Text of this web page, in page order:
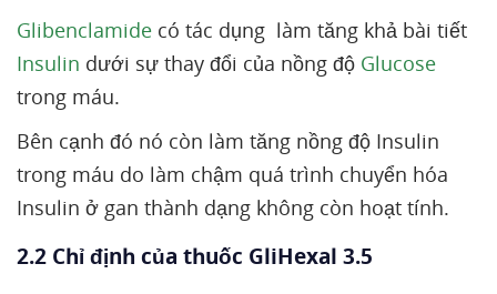
Glibenclamide có tác dụng làm tăng khả bài tiết
Insulin dưới sự thay đổi của nồng độ Glucose
trong máu.
Bên cạnh đó nó còn làm tăng nồng độ Insulin
trong máu do làm chậm quá trình chuyển hóa
Insulin ở gan thành dạng không còn hoạt tính.
2.2 Chỉ định của thuốc GliHexal 3.5